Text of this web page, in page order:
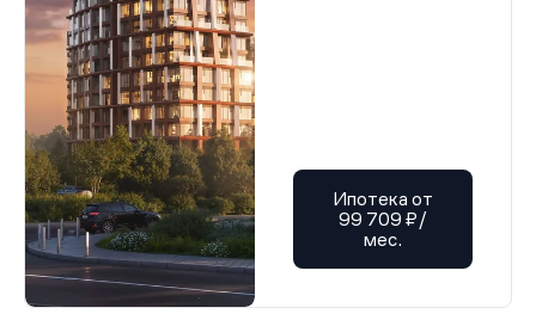
Ипотека от
99 709 ₽/
мес.